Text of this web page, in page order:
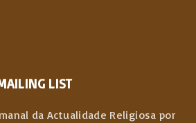
LIST
da Actualidade Religiosa por